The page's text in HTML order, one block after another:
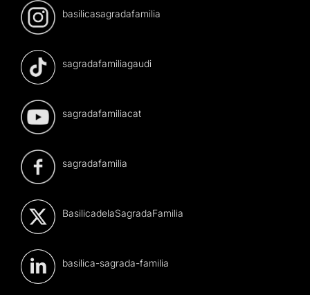
basilicasagradafamilia
sagradafamiliagaudi
sagradafamiliacat
sagradafamilia
BasilicadelaSagradaFamilia
basilica-sagrada-familia